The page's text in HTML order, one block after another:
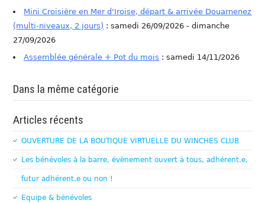
Mini Croisière en Mer d'Iroise, départ & arrivée Douarnenez
(multi-niveaux, 2 jours) : samedi 26/09/2026 - dimanche
27/09/2026
Assemblée générale + Pot du mois : samedi 14/11/2026
Dans la même catégorie
Articles récents
OUVERTURE DE LA BOUTIQUE VIRTUELLE DU WINCHES CLUB
Les bénévoles à la barre, évènement ouvert à tous, adhérent.e,
futur adhérent.e ou non !
Equipe & bénévoles